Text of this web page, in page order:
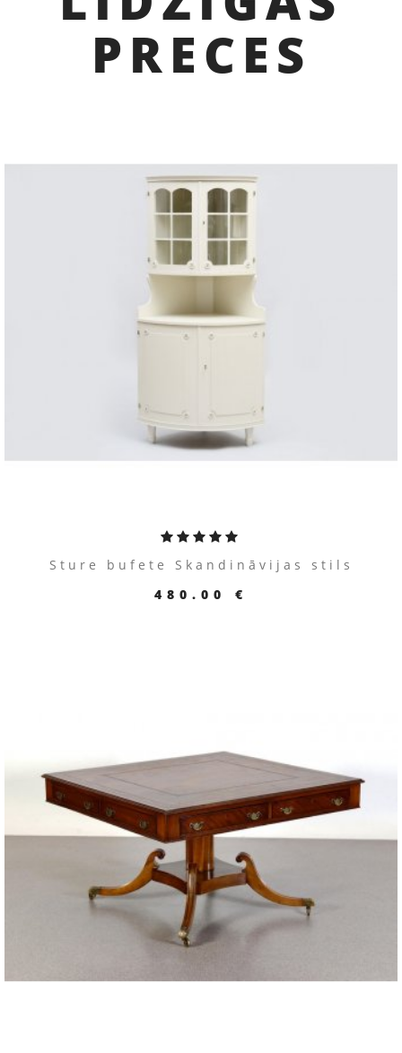
PRECES
ПЕРЕЙТИ К ТОВАРУ
Sture bufete Skandināvijas stils
480.00 €